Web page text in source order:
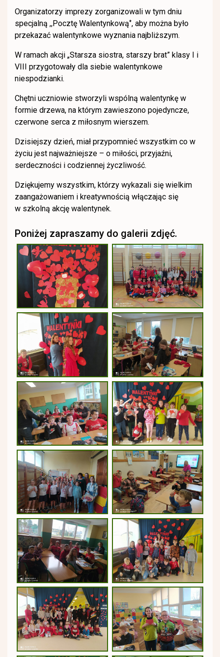
Organizatorzy imprezy zorganizowali w tym dniu
specjalną ,,Pocztę Walentynkową‘’, aby można było
przekazać walentynkowe wyznania najbliższym.
W ramach akcji „Starsza siostra, starszy brat” klasy I i
VIII przygotowały dla siebie walentynkowe
niespodzianki.
Chętni uczniowie stworzyli wspólną walentynkę w
formie drzewa, na którym zawieszono pojedyncze,
czerwone serca z miłosnym wierszem.
Dzisiejszy dzień, miał przypomnieć wszystkim co w
życiu jest najważniejsze – o miłości, przyjaźni,
serdeczności i codziennej życzliwość.
Dziękujemy wszystkim, którzy wykazali się wielkim
zaangażowaniem i kreatywnością włączając się
w szkolną akcję walentynek.
Poniżej zapraszamy do galerii zdjęć.